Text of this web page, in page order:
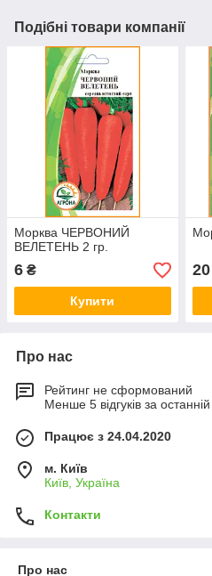
Подібні товари компанії
Морква ЧЕРВОНИЙ
ВЕЛЕТЕНЬ 2 гр.
6 ₴
Купити
20
Про нас
Рейтинг не сформований
Менше 5 відгуків за останній
Працює з 24.04.2020
м. Київ
Київ, Україна
Контакти
Про нас